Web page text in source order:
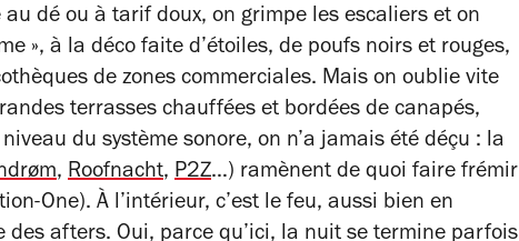
dé ou à tarif doux, on grimpe les escaliers et on
», à la déco faite d’étoiles, de poufs noirs et rouges,
de zones commerciales. Mais on oublie vite
terrasses chauffées et bordées de canapés,
du système sonore, on n’a jamais été déçu : la
øm, Roofnacht, P2Z…) ramènent de quoi faire frémir
One). À l’intérieur, c’est le feu, aussi bien en
des afters. Oui, parce qu’ici, la nuit se termine parfois